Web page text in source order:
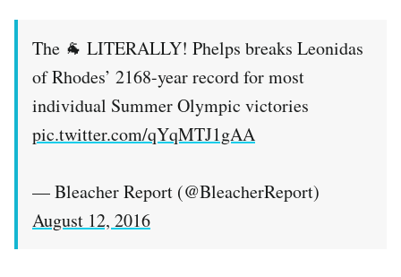
The 🐐 LITERALLY! Phelps breaks Leonidas
of Rhodes’ 2168-year record for most
individual Summer Olympic victories
pic.twitter.com/qYqMTJ1gAA
— Bleacher Report (@BleacherReport)
August 12, 2016